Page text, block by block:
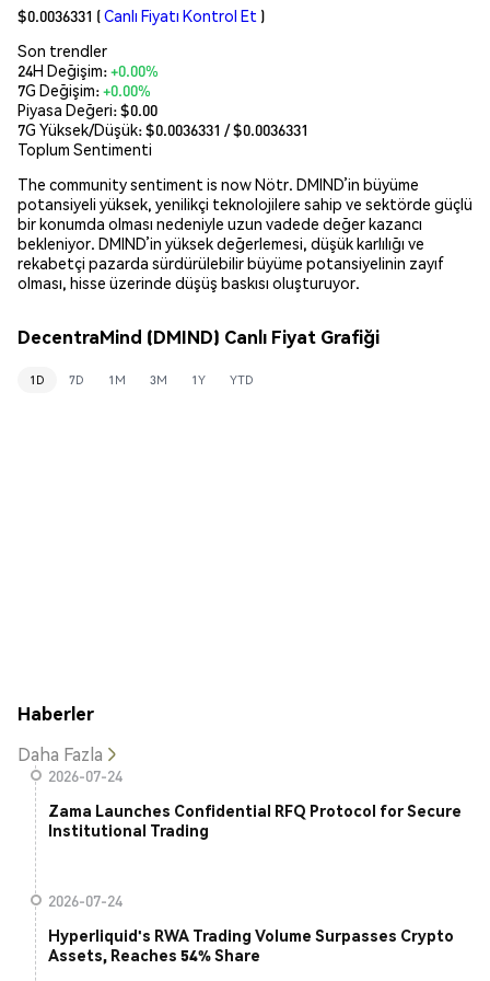
$0.0036331 (Canlı Fiyatı Kontrol Et )
Son trendler
24H Değişim:+0.00%
7G Değişim:+0.00%
Piyasa Değeri:$0.00
7G Yüksek/Düşük: $0.0036331 / $0.0036331
Toplum Sentimenti
The community sentiment is now Nötr. DMIND’in büyüme
potansiyeli yüksek, yenilikçi teknolojilere sahip ve sektörde güçlü
bir konumda olması nedeniyle uzun vadede değer kazancı
bekleniyor. DMIND’in yüksek değerlemesi, düşük karlılığı ve
rekabetçi pazarda sürdürülebilir büyüme potansiyelinin zayıf
olması, hisse üzerinde düşüş baskısı oluşturuyor.
DecentraMind (DMIND) Canlı Fiyat Grafiği
1D 7D 1M 3M 1Y YTD
Haberler
Daha Fazla
2026-07-24
Zama Launches Confidential RFQ Protocol for Secure
Institutional Trading
2026-07-24
Hyperliquid's RWA Trading Volume Surpasses Crypto
Assets, Reaches 54% Share